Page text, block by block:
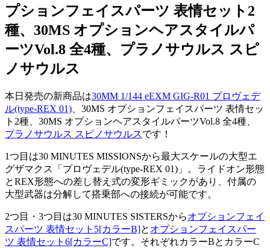
プションフェイスパーツ 表情セット2
種、30MS オプションヘアスタイルパ
ーツVol.8 全4種、プラノサウルス スピ
ノサウルス
本日発売の新商品は30MM 1/144 eEXM GIG-R01 プロヴェデ
ル(type-REX 01) 、30MS オプションフェイスパーツ 表情セッ
ト2種、30MS オプションヘアスタイルパーツVol.8 全4種、
プラノサウルス スピノサウルスです！
1つ目は30 MINUTES MISSIONSから最大スケールの大型エ
グザマクス「プロヴェデル(type-REX 01)」。ライドオン形態
とREX形態への差し替え式の変形ギミックがあり、付属の
大型武器は分解して搭乗部への接続が可能です。
2つ目・3つ目は30 MINUTES SISTERSからオプションフェイ
スパーツ 表情セット5[カラーB]と オプションフェイスパー
ツ 表情セット6[カラーC]です。それぞれカラーBとカラーC